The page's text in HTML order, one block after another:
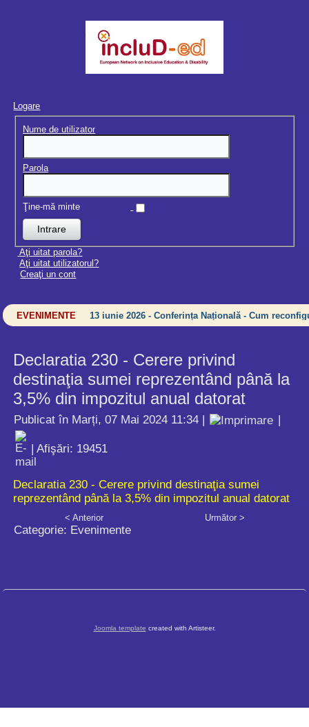
Logare
Nume de utilizator
Parola
Ţine-mă minte
Aţi uitat parola?
Aţi uitat utilizatorul?
Creaţi un cont
EVENIMENTE 13 iunie 2026 - Conferința Națională - Cum
Declaratia 230 - Cerere privind
destinaţia sumei reprezentând până la
3,5% din impozitul anual datorat
Publicat în Marți, 07 Mai 2024 11:34
| Afişări: 19451
Declaratia 230 - Cerere privind destinaţia sumei
reprezentând până la 3,5% din impozitul anual datorat
< Anterior Următor >
Categorie: Evenimente
Joomla template created with Artisteer.